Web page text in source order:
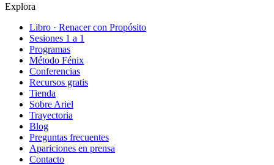
Explora
Libro · Renacer con Propósito
Sesiones 1 a 1
Programas
Método Fénix
Conferencias
Recursos gratis
Tienda
Sobre Ariel
Trayectoria
Blog
Preguntas frecuentes
Apariciones en prensa
Contacto